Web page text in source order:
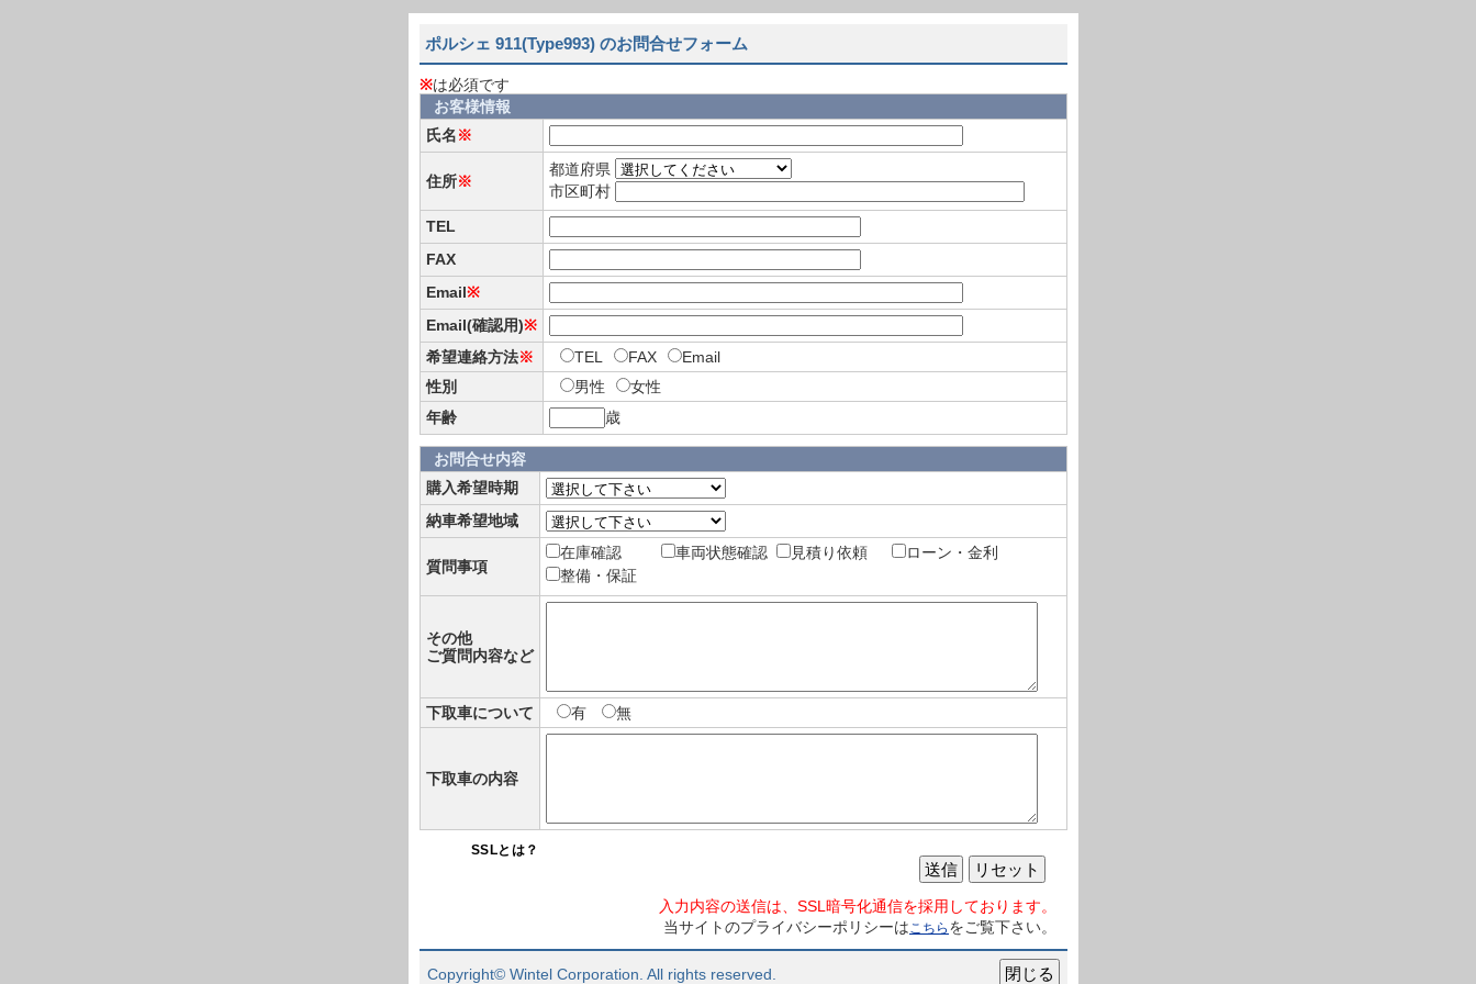
ポルシェ 911(Type993) のお問合せフォーム
※は必須です
お客様情報
氏名※
住所※
都道府県
市区町村
TEL
FAX
Email※
Email(確認用)※
希望連絡方法※ TEL FAX
Email
性別
男性
女性
年齢
歳
お問合せ内容
購入希望時期
納車希望地域
質問事項
在庫確認 車両状態確認 見積り依頼
ローン・金利
整備・保証
その他
ご質問内容など
下取車について 有 無
下取車の内容
SSLとは？
リセット
送信
入力内容の送信は、SSL暗号化通信を採用しております。
当サイトのプライバシーポリシーはこちら をご覧下さい。
Copyright© Wintel Corporation. All rights reserved.